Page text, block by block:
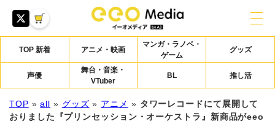
TOP 新着 アニメ・映画
マンガ・ラノベ・
ゲーム
グッズ
声優
舞台・音楽・
VTuber
BL 推し活
TOP »all » グッズ » アニメ » タワーレコードにて展開して
おりました『プリンセッション・オーケストラ』新商品がeeo